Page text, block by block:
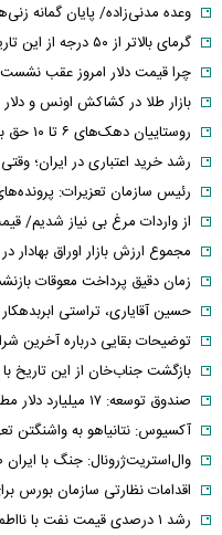
وعده مدنی‌زاده/ پایان گمانه
گرمای بالاتر از ۵۰ درجه از این تاریخ در خوزستان
چرا قیمت دلار امروز عقب
بازار طلا در کشاکش اونس و
روستاییان دهک‌های ۶ تا ۱۰ حق بیمه می‌پردازند
رشد خرید اعتباری در ایران؛
رئیس سازمان تعزیرات:
از واردات مرغ بی نیاز شدیم/
مجموع ارزش بازار اوراق بهادار در ۴ بورس ایران از ۲۰ هزار همت فراتر رفت
زمان دقیق پرداخت معوقات
حسین آقایاری، تراستی
توضیحات بقایی درباره آخرین
بازگشت جناب‌خان از این تاریخ
صندوق توسعه: ۱۷ میلیارد دلار مطالبات ارزی نفتی/ پیگیری مسدودی حساب
آکسیوس: نتانیاهو به واشنگتن
وال‌استریت‌ژرونال: جنگ با
اقدامات نظارتی سازمان بورس برای
رشد ۱ درصدی قیمت نفت با نااطمینانی از حصول توافق ایران و آمریکا